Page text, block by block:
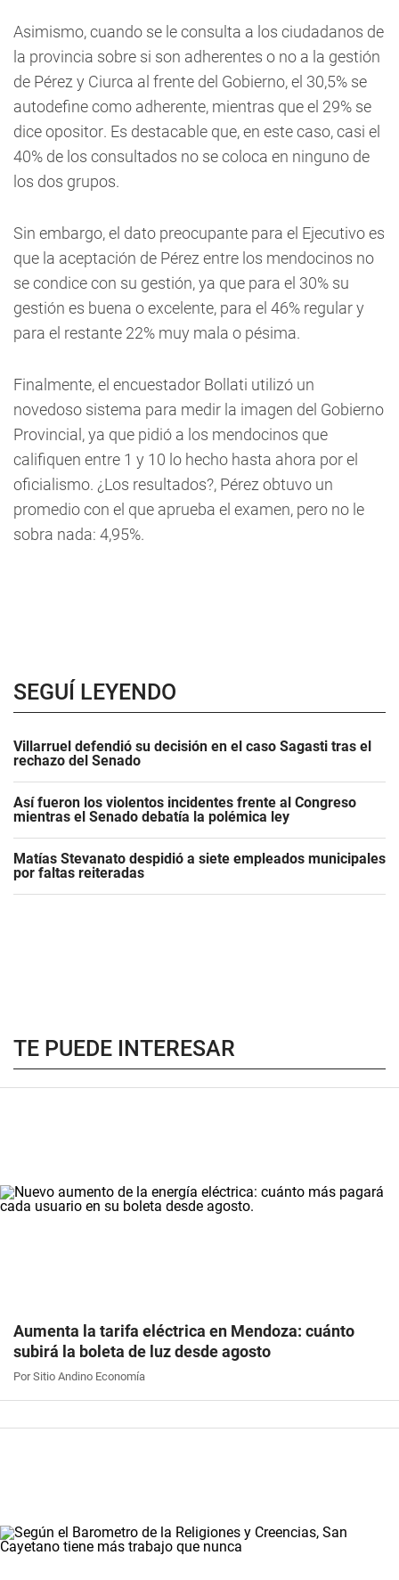
Asimismo, cuando se le consulta a los ciudadanos de
la provincia sobre si son adherentes o no a la gestión
de Pérez y Ciurca al frente del Gobierno, el 30,5% se
autodefine como adherente, mientras que el 29% se
dice opositor. Es destacable que, en este caso, casi el
40% de los consultados no se coloca en ninguno de
los dos grupos.
Sin embargo, el dato preocupante para el Ejecutivo es
que la aceptación de Pérez entre los mendocinos no
se condice con su gestión, ya que para el 30% su
gestión es buena o excelente, para el 46% regular y
para el restante 22% muy mala o pésima.
Finalmente, el encuestador Bollati utilizó un
novedoso sistema para medir la imagen del Gobierno
Provincial, ya que pidió a los mendocinos que
califiquen entre 1 y 10 lo hecho hasta ahora por el
oficialismo. ¿Los resultados?, Pérez obtuvo un
promedio con el que aprueba el examen, pero no le
sobra nada: 4,95%.
SEGUÍ LEYENDO
Villarruel defendió su decisión en el caso Sagasti tras el
rechazo del Senado
Así fueron los violentos incidentes frente al Congreso
mientras el Senado debatía la polémica ley
Matías Stevanato despidió a siete empleados municipales
por faltas reiteradas
TE PUEDE INTERESAR
Aumenta la tarifa eléctrica en Mendoza: cuánto
subirá la boleta de luz desde agosto
Por Sitio Andino Economía